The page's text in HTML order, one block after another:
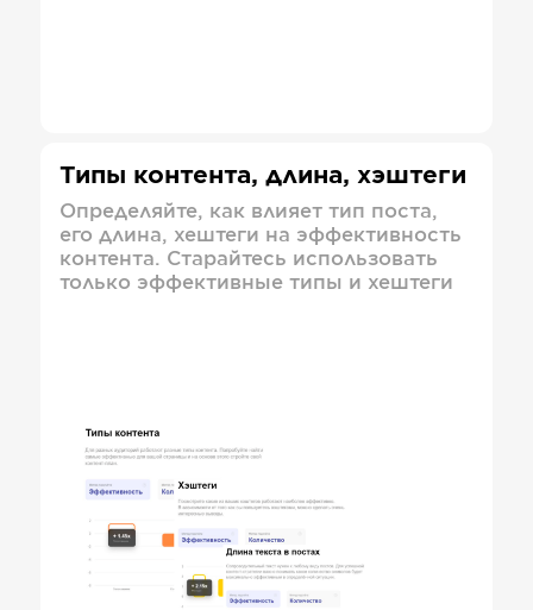
Типы контента, длина, хэштеги
Определяйте, как влияет тип поста,
его длина, хештеги на эффективность
контента. Старайтесь использовать
только эффективные типы и хештеги